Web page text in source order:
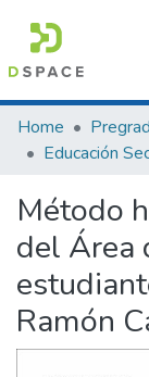
Communities &
All of DSpace
Statistics
Home
Educación
Método
del Área
Ramón